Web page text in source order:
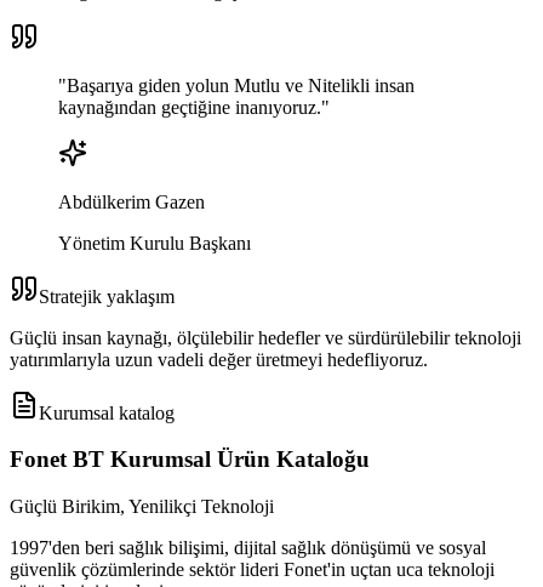
"Başarıya giden yolun Mutlu ve Nitelikli insan
kaynağından geçtiğine inanıyoruz."
Abdülkerim Gazen
Yönetim Kurulu Başkanı
Stratejik yaklaşım
Güçlü insan kaynağı, ölçülebilir hedefler ve sürdürülebilir teknoloji
yatırımlarıyla uzun vadeli değer üretmeyi hedefliyoruz.
Kurumsal katalog
Fonet BT Kurumsal Ürün Kataloğu
Güçlü Birikim, Yenilikçi Teknoloji
1997'den beri sağlık bilişimi, dijital sağlık dönüşümü ve sosyal
güvenlik çözümlerinde sektör lideri Fonet'in uçtan uca teknoloji